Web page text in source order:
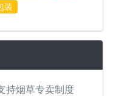
装
持烟草专卖制度